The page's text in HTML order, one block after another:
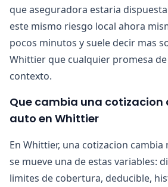
que aseguradora estaria
este mismo riesgo local ahora
pocos minutos y suele decir mas
Whittier que cualquier promesa
contexto.
Que cambia una cotizacion
auto en Whittier
En Whittier, una cotizacion
se mueve una de estas variables:
limites de cobertura, deducible,